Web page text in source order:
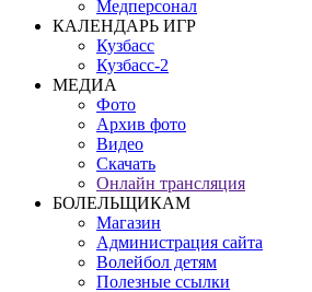
Медперсонал
КАЛЕНДАРЬ ИГР
Кузбасс
Кузбасс-2
МЕДИА
Фото
Архив фото
Видео
Скачать
Онлайн трансляция
БОЛЕЛЬЩИКАМ
Магазин
Администрация сайта
Волейбол детям
Полезные ссылки